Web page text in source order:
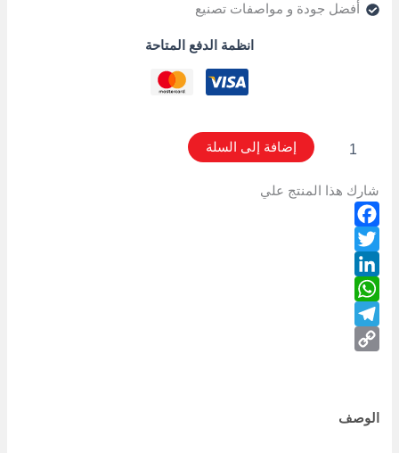
أفضل جودة و مواصفات تصنيع
انظمة الدفع المتاحة
إضافة إلى السلة
شارك هذا المنتج علي
Facebook
Twitter
LinkedIn
WhatsApp
Telegram
الوصف